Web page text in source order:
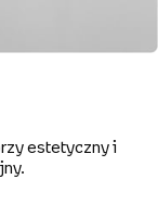
estetyczny i